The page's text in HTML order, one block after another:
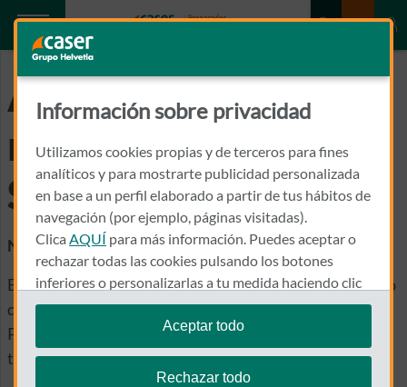
Artículos
relacionados con los
Seguros de vida
Nos gusta ayudarte
En Caser buscamos darte el mejor de los servicios y, uno
de ellos, es proporcionarte información de interés.
Porque lo que importa es que tú elijas lo mejor para ti y
tu momento vital.
Información sobre privacidad
Utilizamos cookies propias y de terceros para fines
analíticos y para mostrarte publicidad personalizada
en base a un perfil elaborado a partir de tus hábitos de
navegación (por ejemplo, páginas visitadas).
Clica AQUÍ para más información. Puedes aceptar o
rechazar todas las cookies pulsando los botones
inferiores o personalizarlas a tu medida haciendo clic
en"configurar cookies".
Te recordamos que puedes modificar tus ajustes de
cookies en cualquier momento en la sección
Aceptar todo
Rechazar todo